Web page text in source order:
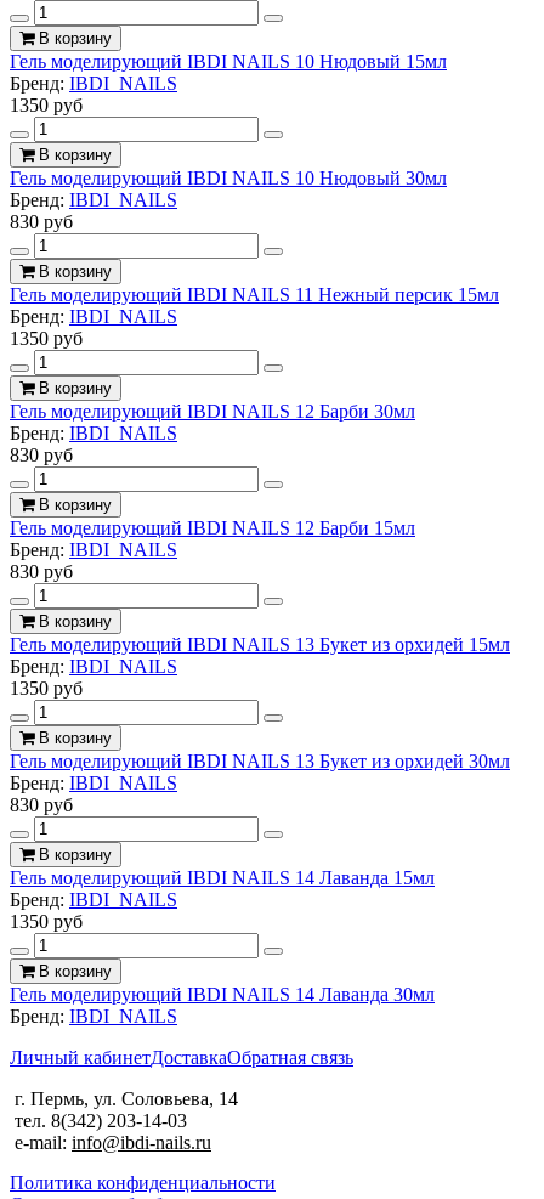
В корзину
Гель моделирующий IBDI NAILS 10 Нюдовый 15мл
Бренд: IBDI_NAILS
1350 руб
В корзину
Гель моделирующий IBDI NAILS 10 Нюдовый 30мл
Бренд: IBDI_NAILS
830 руб
В корзину
Гель моделирующий IBDI NAILS 11 Нежный персик 15мл
Бренд: IBDI_NAILS
1350 руб
В корзину
Гель моделирующий IBDI NAILS 12 Барби 30мл
Бренд: IBDI_NAILS
830 руб
В корзину
Гель моделирующий IBDI NAILS 12 Барби 15мл
Бренд: IBDI_NAILS
830 руб
В корзину
Гель моделирующий IBDI NAILS 13 Букет из орхидей 15мл
Бренд: IBDI_NAILS
1350 руб
В корзину
Гель моделирующий IBDI NAILS 13 Букет из орхидей 30мл
Бренд: IBDI_NAILS
830 руб
В корзину
Гель моделирующий IBDI NAILS 14 Лаванда 15мл
Бренд: IBDI_NAILS
1350 руб
В корзину
Гель моделирующий IBDI NAILS 14 Лаванда 30мл
Бренд: IBDI_NAILS
Личный кабинетДоставкаОбратная связь
г. Пермь, ул. Соловьева, 14
тел. 8(342) 203-14-03
e-mail: info@ibdi-nails.ru
Политика конфиденциальности